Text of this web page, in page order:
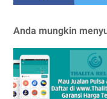
Anda mungkin